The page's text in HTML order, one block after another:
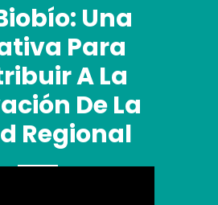
Una
Para
A La
De La
Regional